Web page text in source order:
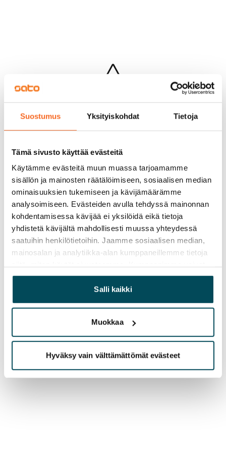
Suostumus Yksityiskohdat Tietoja
Tämä sivusto käyttää evästeitä
Käytämme evästeitä muun muassa tarjoamamme
sisällön ja mainosten räätälöimiseen, sosiaalisen median
ominaisuuksien tukemiseen ja kävijämäärämme
analysoimiseen. Evästeiden avulla tehdyssä mainonnan
kohdentamisessa kävijää ei yksilöidä eikä tietoja
yhdistetä kävijältä mahdollisesti muussa yhteydessä
saatuihin henkilötietoihin. Jaamme sosiaalisen median,
mainosalan ja analytiikka-alan kumppaneillemme tietoja
yhdistää näitä tietoja muihin tietoihin, joita olet antanut
heille tai joita on kerätty, kun olet käyttänyt heidän
palvelujaan.
Salli kaikki
Muokkaa
Hyväksy vain välttämättömät evästeet
Hups...
Jotakin meni pieleen sivun lataamisessa